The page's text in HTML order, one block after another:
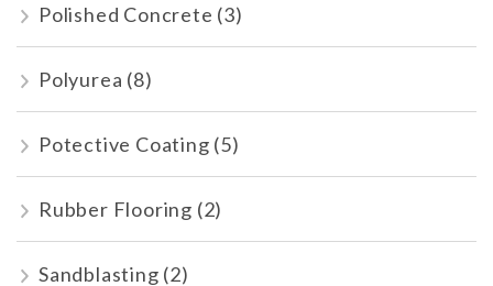
Polished Concrete (3)
Polyurea (8)
Potective Coating (5)
Rubber Flooring (2)
Sandblasting (2)